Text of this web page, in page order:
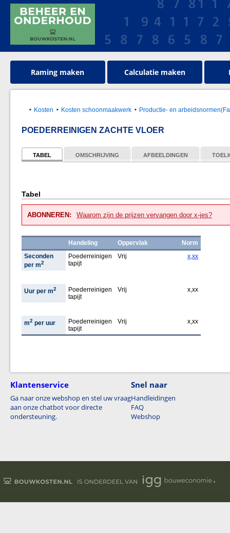
Raming maken Calculatie maken
Kosten Kosten schoonmaakwerk Productie- en
POEDERREINIGEN ZACHTE VLOER
TABEL OMSCHRIJVING AFBEELDINGEN
Tabel
ABONNEREN: Waarom zijn de prijzen vervangen door x-jes?
Handeling Oppervlak
Norm
Seconden
per m2
Poederreinigen
tapijt
Vrij x,xx
Uur per m2
Poederreinigen
tapijt
Vrij x,xx
m2per uur
Poederreinigen
tapijt
Vrij x,xx
Klantenservice
Ga naar onze webshop en stel uw vraag
aan onze chatbot voor directe
ondersteuning.
Snel naar
Handleidingen
FAQ
Webshop